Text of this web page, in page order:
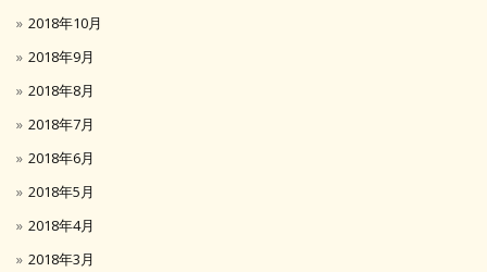
2018年10月
2018年9月
2018年8月
2018年7月
2018年6月
2018年5月
2018年4月
2018年3月